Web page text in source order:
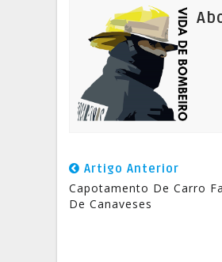
Artigo Anterior
Capotamento De Carro
De Canaveses